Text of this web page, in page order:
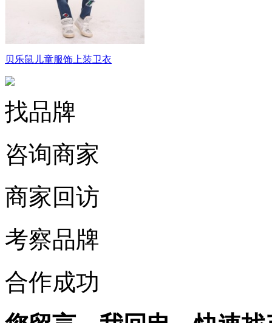
贝乐鼠儿童服饰上装卫衣
找品牌
咨询商家
商家回访
考察品牌
合作成功